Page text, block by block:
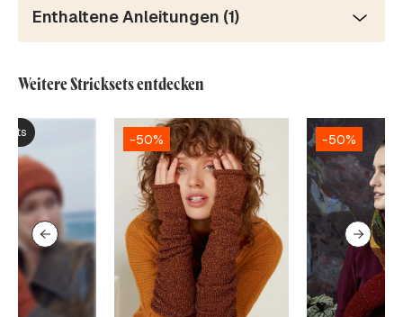
Enthaltene Anleitungen (1)
Weitere Stricksets entdecken
-50% -50%